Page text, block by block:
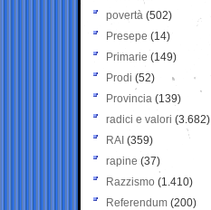
povertà (502)
Presepe (14)
Primarie (149)
Prodi (52)
Provincia (139)
radici e valori (3.682)
RAI (359)
rapine (37)
Razzismo (1.410)
Referendum (200)